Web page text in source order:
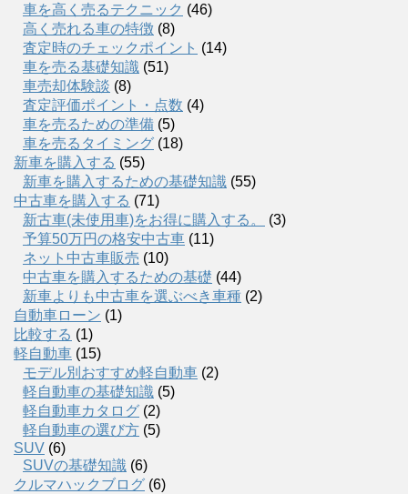
車を高く売るテクニック (46)
高く売れる車の特徴 (8)
査定時のチェックポイント (14)
車を売る基礎知識 (51)
車売却体験談 (8)
査定評価ポイント・点数 (4)
車を売るための準備 (5)
車を売るタイミング (18)
新車を購入する (55)
新車を購入するための基礎知識 (55)
中古車を購入する (71)
新古車(未使用車)をお得に購入する。
(3)
予算50万円の格安中古車 (11)
ネット中古車販売 (10)
中古車を購入するための基礎 (44)
新車よりも中古車を選ぶべき車種 (2)
自動車ローン (1)
比較する (1)
軽自動車 (15)
モデル別おすすめ軽自動車 (2)
軽自動車の基礎知識 (5)
軽自動車カタログ (2)
軽自動車の選び方 (5)
SUV (6)
SUVの基礎知識 (6)
クルマハックブログ (6)